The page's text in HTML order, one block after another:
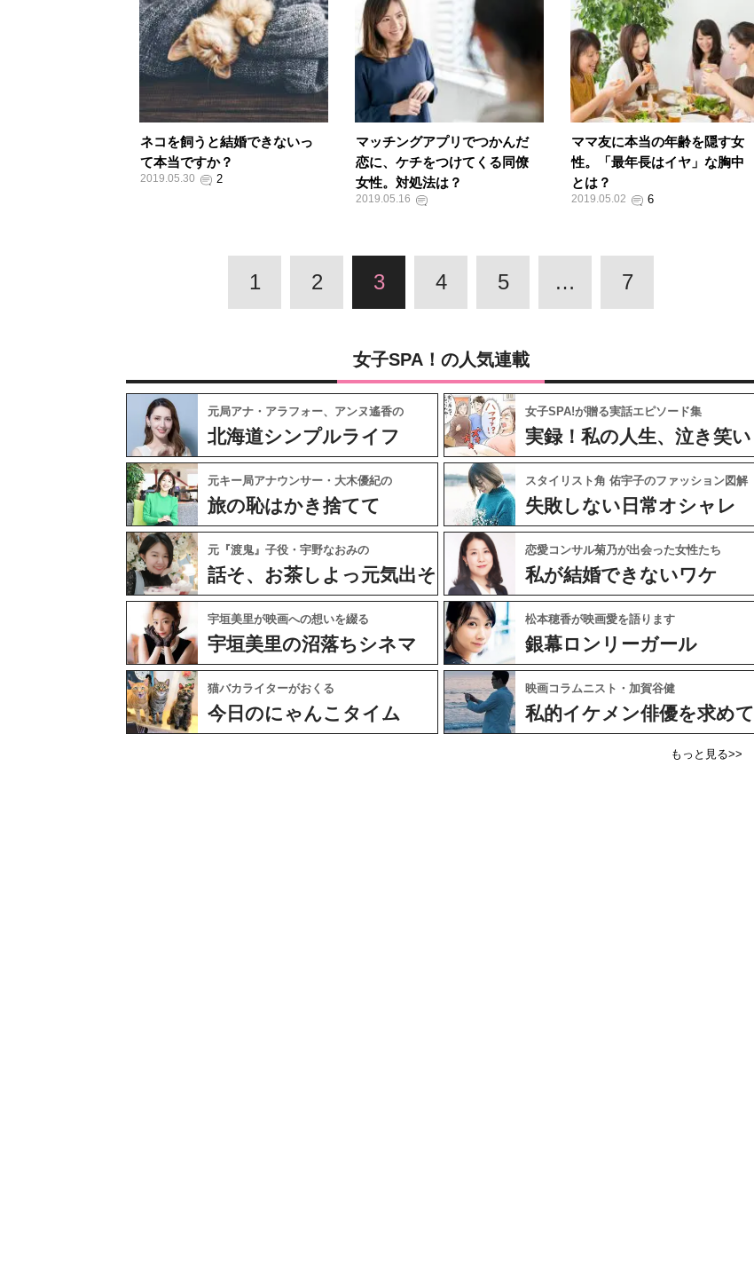
ネコを飼うと結婚できないっ
て本当ですか？
2019.05.30
マッチングアプリでつかんだ
恋に、ケチをつけてくる同僚
女性。対処法は？
2019.05.16
ママ友に本当の年齢を隠す女
性。「最年長はイヤ」な胸中
とは？
2019.05.02
1 2 3 4 5 … 7
女子SPA！の人気連載
元局アナ・アラフォー、アンヌ遙香の
北海道シンプルライフ
女子SPA!が贈る実話エピソード集
実録！私の人生、泣き笑い
元キー局アナウンサー・大木優紀の
旅の恥はかき捨てて
スタイリスト角 佑宇子のファッション図解
失敗しない日常オシャレ
元『渡鬼』子役・宇野なおみの
話そ、お茶しよっ元気出そ
恋愛コンサル菊乃が出会った女性たち
私が結婚できないワケ
宇垣美里が映画への想いを綴る
宇垣美里の沼落ちシネマ
松本穂香が映画愛を語ります
銀幕ロンリーガール
猫バカライターがおくる
今日のにゃんこタイム
映画コラムニスト・加賀谷健
私的イケメン俳優を求めて
もっと見る>>